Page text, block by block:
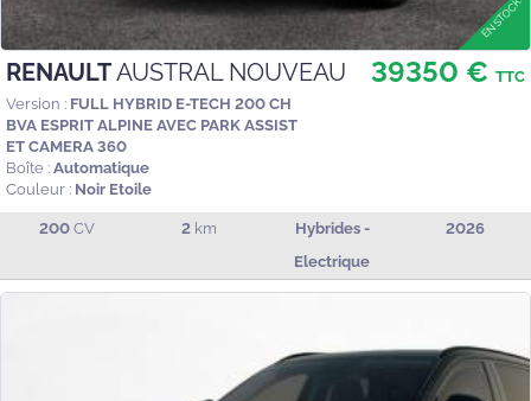
RENAULTAUSTRAL NOUVEAU
Version : FULL HYBRID E-TECH 200 CH
BVA ESPRIT ALPINE AVEC PARK ASSIST
ET CAMERA 360
Boîte : Automatique
Couleur : Noir Etoile
39350 € TTC
200 CV 2 km
Hybrides -
Electrique
2026